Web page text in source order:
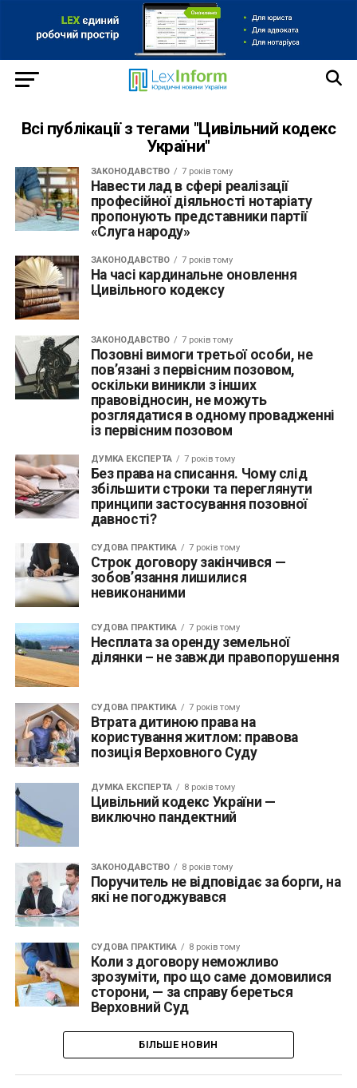
Всі публікації з тегами "Цивільний кодекс
України"
ЗАКОНОДАВСТВО 7 років тому
Навести лад в сфері реалізації
професійної діяльності нотаріату
пропонують представники партії
«Слуга народу»
ЗАКОНОДАВСТВО 7 років тому
На часі кардинальне оновлення
Цивільного кодексу
ЗАКОНОДАВСТВО 7 років тому
Позовні вимоги третьої особи, не
пов’язані з первісним позовом,
оскільки виникли з інших
правовідносин, не можуть
розглядатися в одному провадженні
із первісним позовом
ДУМКА ЕКСПЕРТА 7 років тому
Без права на списання. Чому слід
збільшити строки та переглянути
принципи застосування позовної
давності?
СУДОВА ПРАКТИКА 7 років тому
Строк договору закінчився —
зобов’язання лишилися
невиконаними
СУДОВА ПРАКТИКА 7 років тому
Несплата за оренду земельної
ділянки – не завжди правопорушення
СУДОВА ПРАКТИКА 7 років тому
Втрата дитиною права на
користування житлом: правова
позиція Верховного Суду
ДУМКА ЕКСПЕРТА 8 років тому
Цивільний кодекс України —
виключно пандектний
ЗАКОНОДАВСТВО 8 років тому
Поручитель не відповідає за борги, на
які не погоджувався
СУДОВА ПРАКТИКА 8 років тому
Коли з договору неможливо
зрозуміти, про що саме домовилися
сторони, — за справу береться
Верховний Суд
БІЛЬШЕ НОВИН